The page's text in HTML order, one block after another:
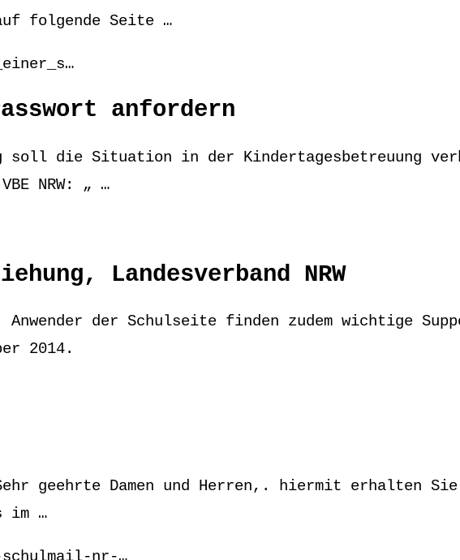
folgende Seite …
anfordern
soll die Situation in der Kindertagesbetreuung
NRW: „ …
Landesverband NRW
der Schulseite finden zudem wichtige
2014.
Sehr geehrte Damen und Herren,. hiermit erhalten
im …
nr-…